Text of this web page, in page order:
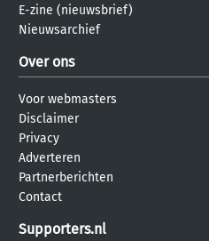
E-zine (nieuwsbrief)
Nieuwsarchief
Over ons
Voor webmasters
Disclaimer
Privacy
Adverteren
Partnerberichten
Contact
Supporters.nl